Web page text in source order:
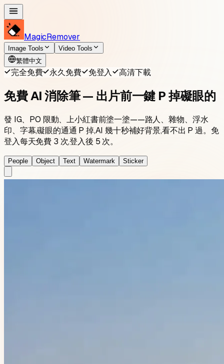
MagicRemover
Image Tools
Video Tools
繁體中文
完全免費 永久免費 免登入 高清下載
免費 AI 消除筆 — 出片前一鍵 P 掉礙眼的
發 IG、PO 限動、上小紅書前塗一塗——路人、雜物、浮水
印、字幕,礙眼的通通 P 掉,AI 幾十秒補好背景,看不出 P 過。免
登入每天免費 3 次,登入後 5 次。
People Object Text Watermark Sticker